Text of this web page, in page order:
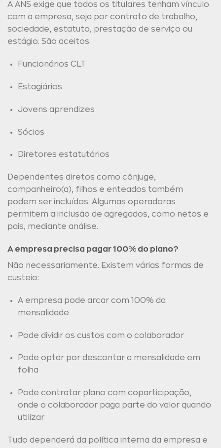
A ANS exige que todos os titulares tenham vínculo
com a empresa, seja por contrato de trabalho,
sociedade, estatuto, prestação de serviço ou
estágio. São aceitos:
Funcionários CLT
Estagiários
Jovens aprendizes
Sócios
Diretores estatutários
Dependentes diretos como cônjuge,
companheiro(a), filhos e enteados também
podem ser incluídos. Algumas operadoras
permitem a inclusão de agregados, como netos e
pais, mediante análise.
A empresa precisa pagar 100% do plano?
Não necessariamente. Existem várias formas de
custeio:
A empresa pode arcar com 100% da
mensalidade
Pode dividir os custos com o colaborador
Pode optar por descontar a mensalidade em
folha
Pode contratar plano com coparticipação,
onde o colaborador paga parte do valor quando
utilizar
Tudo dependerá da política interna da empresa e